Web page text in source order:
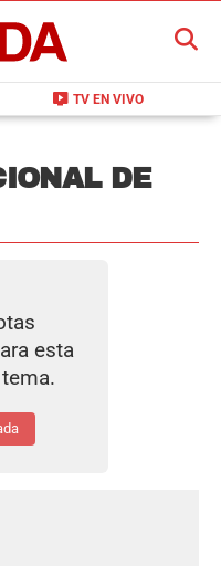
live_tv TV EN VIVO
BUSCAR
DE
esta